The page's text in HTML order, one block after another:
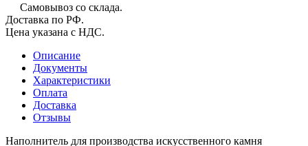
Самовывоз со склада.
Доставка по РФ.
Цена указана с НДС.
Описание
Документы
Характеристики
Оплата
Доставка
Отзывы
Наполнитель для производства искусственного камня